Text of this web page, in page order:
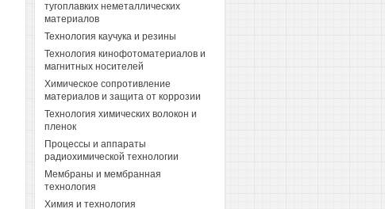
тугоплавких неметаллических
материалов
Технология каучука и резины
Технология кинофотоматериалов и
магнитных носителей
Химическое сопротивление
материалов и защита от коррозии
Технология химических волокон и
пленок
Процессы и аппараты
радиохимической технологии
Мембраны и мембранная
технология
Химия и технология